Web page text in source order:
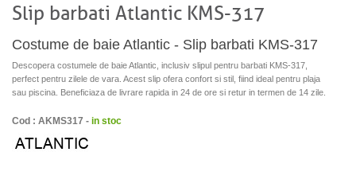
Slip barbati Atlantic KMS-317
Costume de baie Atlantic - Slip barbati KMS-317
Descopera costumele de baie Atlantic, inclusiv slipul pentru barbati KMS-317,
perfect pentru zilele de vara. Acest slip ofera confort si stil, fiind ideal pentru plaja
sau piscina. Beneficiaza de livrare rapida in 24 de ore si retur in termen de 14 zile.
Cod : AKMS317 - in stoc